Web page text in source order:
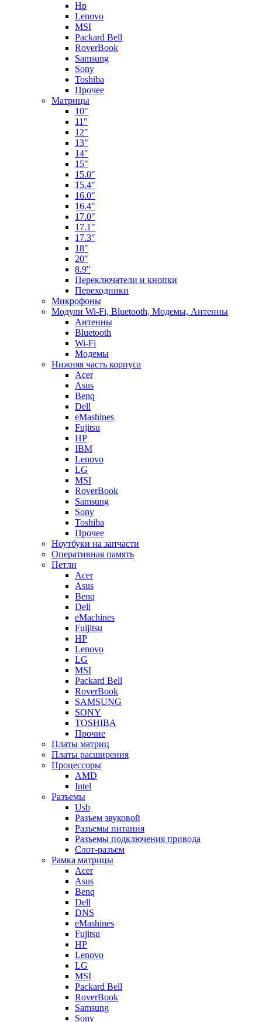
Hp
Lenovo
MSI
Packard Bell
RoverBook
Samsung
Sony
Toshiba
Прочее
Матрицы
10"
11"
12"
13"
14"
15"
15.0"
15.4"
16.0"
16.4"
17.0"
17.1"
17.3"
18"
20"
8.9"
Переключатели и кнопки
Переходники
Микрофоны
Модули Wi-Fi, Bluetooth, Модемы, Антенны
Aнтенны
Bluetooth
Wi-Fi
Модемы
Нижняя часть корпуса
Acer
Asus
Benq
Dell
eMashines
Fujitsu
HP
IBM
Lenovo
LG
MSI
RoverBook
Samsung
Sony
Toshiba
Прочее
Ноутбуки на запчасти
Оперативная память
Петли
Acer
Asus
Benq
Dell
eMachines
Fuijitsu
HP
Lenovo
LG
MSI
Packard Bell
RoverBook
SAMSUNG
SONY
TOSHIBA
Прочие
Платы матриц
Платы расширения
Процессоры
AMD
Intel
Разъемы
Usb
Разъем звуковой
Разъемы питания
Разъемы подключения привода
Слот-разъем
Рамка матрицы
Acer
Asus
Benq
Dell
DNS
eMashines
Fujitsu
HP
Lenovo
LG
MSI
Packard Bell
RoverBook
Samsung
Sony